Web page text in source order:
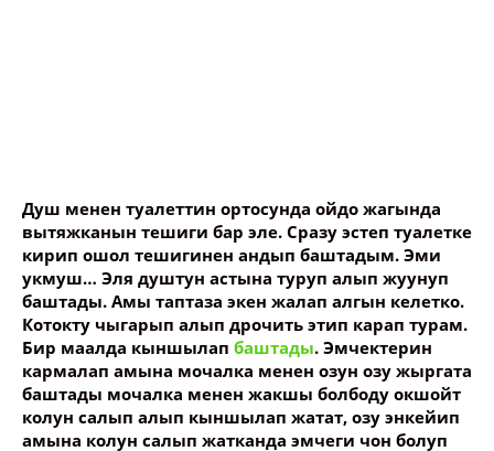
Душ менен туалеттин ортосунда ойдо жагында
вытяжканын тешиги бар эле. Сразу эстеп туалетке
кирип ошол тешигинен андып баштадым. Эми
укмуш… Эля душтун астына туруп алып жуунуп
баштады. Амы таптаза экен жалап алгын келетко.
Котокту чыгарып алып дрочить этип карап турам.
Бир маалда кыншылап баштады. Эмчектерин
кармалап амына мочалка менен озун озу жыргата
баштады мочалка менен жакшы болбоду окшойт
колун салып алып кыншылап жатат, озу энкейип
амына колун салып жатканда эмчеги чон болуп